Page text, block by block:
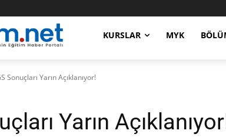
KURSLAR MYK
Sonuçları Yarın Açıklanıyor!
Yarın